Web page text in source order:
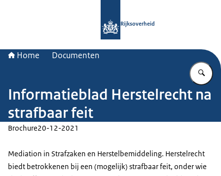
Rijksoverheid
Home Documenten
Informatieblad Herstelrecht na
strafbaar feit
Brochure20-12-2021
Mediation in Strafzaken en Herstelbemiddeling. Herstelrecht
biedt betrokkenen bij een (mogelijk) strafbaar feit, onder wie